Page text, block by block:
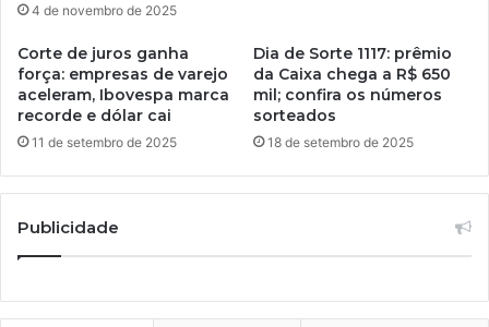
4 de novembro de 2025
Corte de juros ganha
força: empresas de varejo
aceleram, Ibovespa marca
recorde e dólar cai
11 de setembro de 2025
Dia de Sorte 1117: prêmio
da Caixa chega a R$ 650
mil; confira os números
sorteados
18 de setembro de 2025
Publicidade